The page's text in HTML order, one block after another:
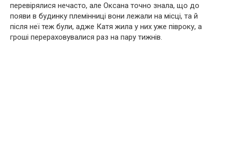
перевірялися нечасто, але Оксана точно знала, що до
появи в будинку племінниці вони лежали на місці, та й
після неї теж були, адже Катя жила у них уже півроку, а
гроші перераховувалися раз на пару тижнів.